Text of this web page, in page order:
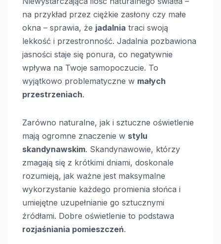
na przykład przez ciężkie zasłony czy małe
okna – sprawia, że jadalnia traci swoją
lekkość i przestronność. Jadalnia pozbawiona
jasności staje się ponura, co negatywnie
wpływa na Twoje samopoczucie. To
wyjątkowo problematyczne w małych
przestrzeniach.
Zarówno naturalne, jak i sztuczne oświetlenie
mają ogromne znaczenie w stylu
skandynawskim. Skandynawowie, którzy
zmagają się z krótkimi dniami, doskonale
rozumieją, jak ważne jest maksymalne
wykorzystanie każdego promienia słońca i
umiejętne uzupełnianie go sztucznymi
źródłami. Dobre oświetlenie to podstawa
rozjaśniania pomieszczeń.